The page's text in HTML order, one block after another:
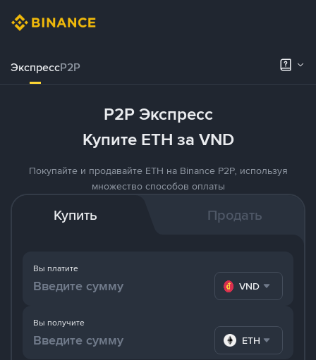
ЭкспрессP2P
P2P Экспресс
Купите ETH за VND
Покупайте и продавайте ETH на Binance P2P, используя
множество способов оплаты
Купить Продать
Вы платите
VND
Вы получите
ETH